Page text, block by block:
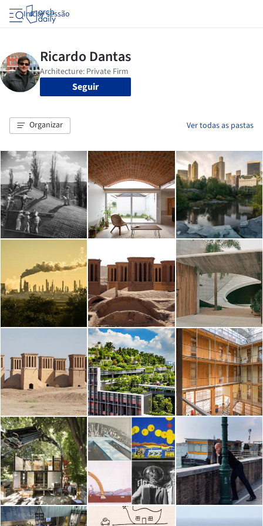
Iniciar sessão
Seguir
Organizar Ver todas as pastas